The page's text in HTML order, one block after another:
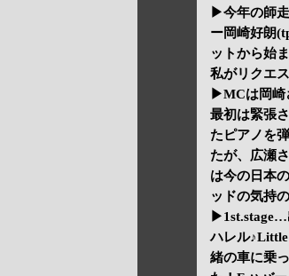
▶今年の師
ー岡崎好朗
ットから始
私がリクエ
▶MCは岡崎
最初は緊張
たピアノを
たが、広瀬
は今の日本
ッドの気持
▶1st.stage…
ハレル
緒の車に乗